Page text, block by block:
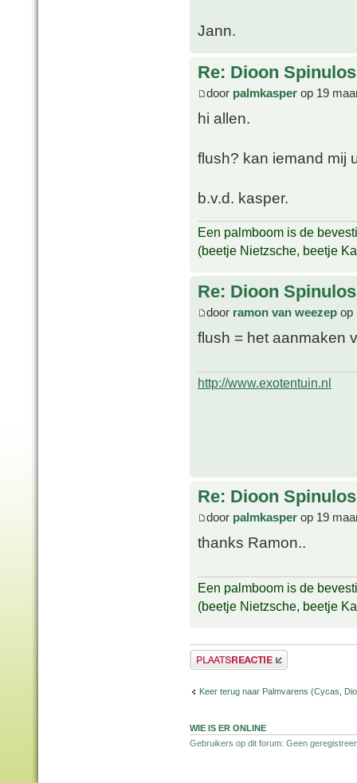
Jann.
Re: Dioon
door palmkasper op 19
hi allen.
flush? kan iemand mij
b.v.d. kasper.
Een palmboom is de
(beetje Nietzsche, beetje
Re: Dioon
door ramon van weezep op
flush = het aanmaken
http://www.exotentuin.nl
Re: Dioon
door palmkasper op 19
thanks Ramon..
Een palmboom is de
(beetje Nietzsche, beetje
Plaats een reactie
Keer terug naar Palmvarens (Cycas,
WIE IS ER ONLINE
Gebruikers op dit forum: Geen